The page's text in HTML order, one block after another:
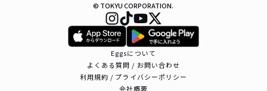
© TOKYU CORPORATION.
Eggsについて
よくある質問 / お問い合わせ
利用規約 / プライバシーポリシー
会社概要